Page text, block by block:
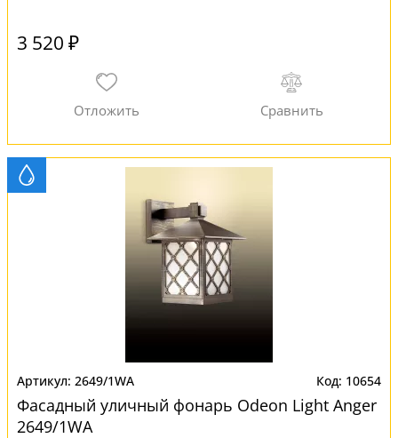
3 520 ₽
2649/1WA 10654
Фасадный уличный фонарь Odeon Light Anger
2649/1WA